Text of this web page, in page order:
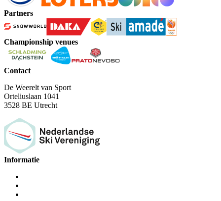
Partners
Championship venues
Contact
De Weerelt van Sport
Orteliuslaan 1041
3528 BE Utrecht
Informatie